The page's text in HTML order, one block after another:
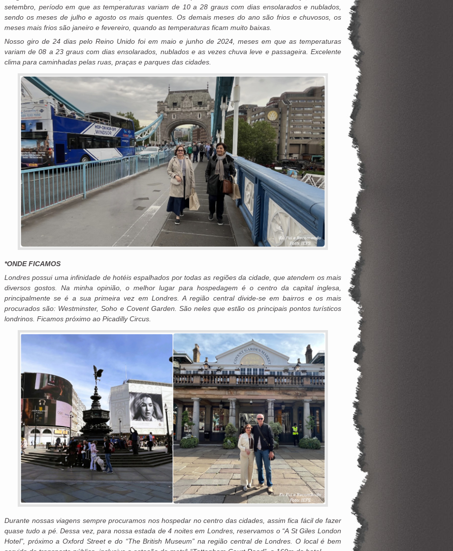
setembro, período em que as temperaturas variam de 10 a 28 graus com dias ensolarados e nublados,
sendo os meses de julho e agosto os mais quentes. Os demais meses do ano são frios e chuvosos, os
meses mais frios são janeiro e fevereiro, quando as temperaturas ficam muito baixas.
Nosso giro de 24 dias pelo Reino Unido foi em maio e junho de 2024, meses em que as temperaturas
variam de 08 a 23 graus com dias ensolarados, nublados e as vezes chuva leve e passageira. Excelente
clima para caminhadas pelas ruas, praças e parques das cidades.
*ONDE FICAMOS
Londres possui uma infinidade de hotéis espalhados por todas as regiões da cidade, que atendem os mais
diversos gostos. Na minha opinião, o melhor lugar para hospedagem é o centro da capital inglesa,
principalmente se é a sua primeira vez em Londres. A região central divide-se em bairros e os mais
procurados são: Westminster, Soho e Covent Garden. São neles que estão os principais pontos turísticos
londrinos. Ficamos próximo ao Picadilly Circus.
Durante nossas viagens sempre procuramos nos hospedar no centro das cidades, assim fica fácil de fazer
quase tudo a pé. Dessa vez, para nossa estada de 4 noites em Londres, reservamos o “A St Giles London
Hotel”, próximo a Oxford Street e do “The British Museum” na região central de Londres. O local é bem